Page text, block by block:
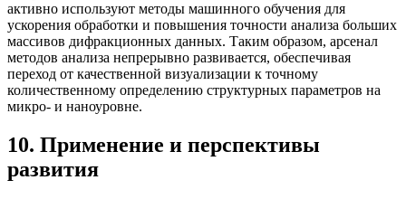
активно используют методы машинного обучения для
ускорения обработки и повышения точности анализа больших
массивов дифракционных данных. Таким образом, арсенал
методов анализа непрерывно развивается, обеспечивая
переход от качественной визуализации к точному
количественному определению структурных параметров на
микро- и наноуровне.
10. Применение и перспективы
развития